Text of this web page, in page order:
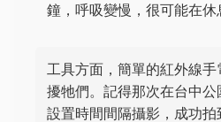
鐘，呼吸變慢，很可能在休
工具方面，簡單的紅外線
擾牠們。記得那次在台中公
設置時間間隔攝影，成功拍